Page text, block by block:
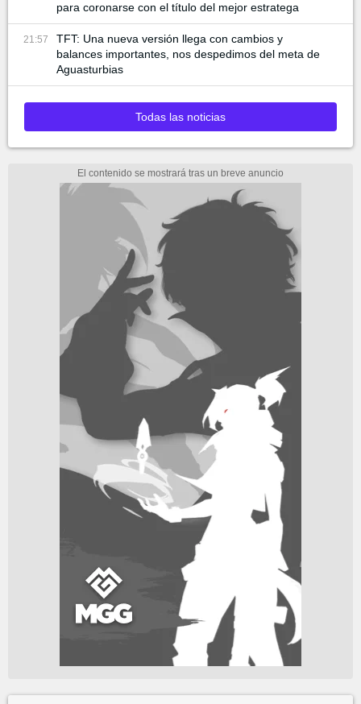
para coronarse con el título del mejor estratega
21:57
TFT: Una nueva versión llega con cambios y
balances importantes, nos despedimos del meta de
Aguasturbias
Todas las noticias